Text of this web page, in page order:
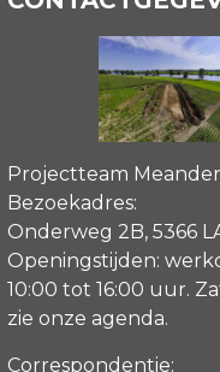
Projectteam
Bezoekadres:
Onderweg 2B, 5366
Openingstijden:
10:00 tot 16:00 uur.
zie onze agenda.
Correspondentie: